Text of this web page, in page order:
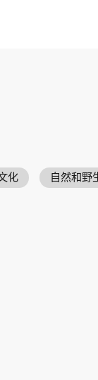
化 自然和野